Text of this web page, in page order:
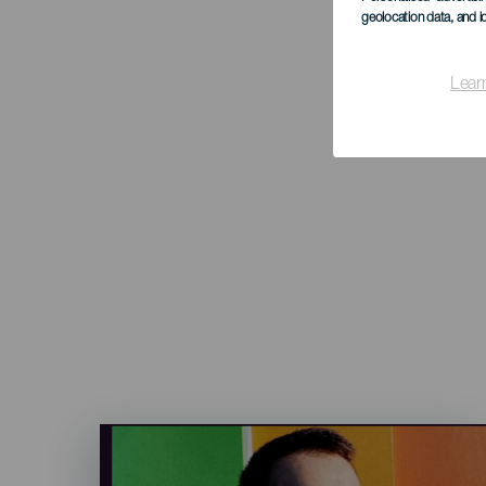
geolocation data, and
Imagen